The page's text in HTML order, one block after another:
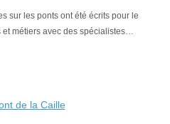
sur les ponts ont été écrits pour le
métiers avec des spécialistes…
de la Caille